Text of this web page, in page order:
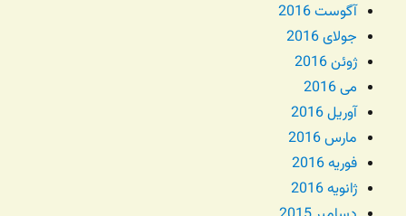
آگوست 2016
جولای 2016
ژوئن 2016
می 2016
آوریل 2016
مارس 2016
فوریه 2016
ژانویه 2016